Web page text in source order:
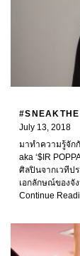
July 13, 2018
มาทำความรู้จัก
aka ‘$IR
ศิลปินจากเวทีป
เอกลักษณ์ของจั
Continue